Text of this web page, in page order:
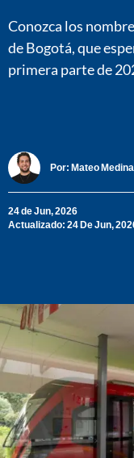
Conozca los
de Bogotá, que
primera parte de
Por: Mateo
24 de Jun, 2026
Actualizado: 24 De Jun,